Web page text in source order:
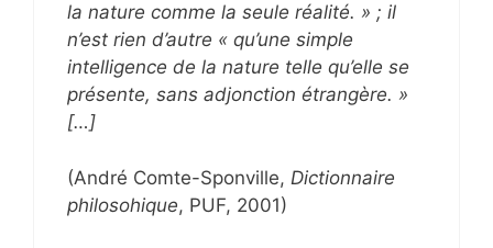
la nature comme la seule réalité. » ; il
n’est rien d’autre « qu’une simple
intelligence de la nature telle qu’elle se
présente, sans adjonction étrangère. »
[…]
(André Comte-Sponville, Dictionnaire
philosohique, PUF, 2001)